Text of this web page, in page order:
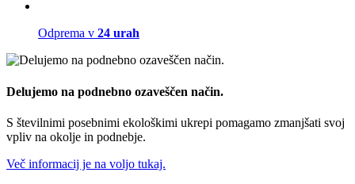
Odprema v 24 urah
Delujemo na podnebno ozaveščen način.
S številnimi posebnimi ekološkimi ukrepi pomagamo zmanjšati svoj
vpliv na okolje in podnebje.
Več informacij je na voljo tukaj.